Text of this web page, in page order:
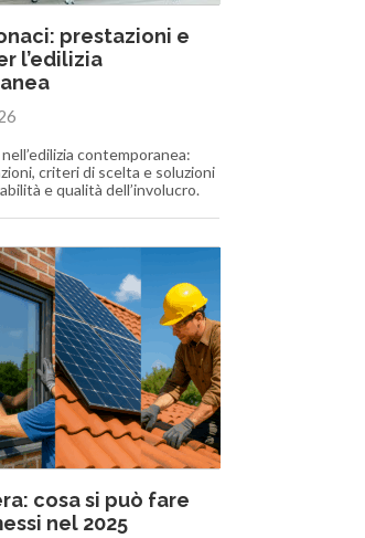
prestazioni e
l’edilizia
contemporanea:
criteri di scelta e soluzioni
e qualità dell’involucro.
cosa si può fare
nel 2025